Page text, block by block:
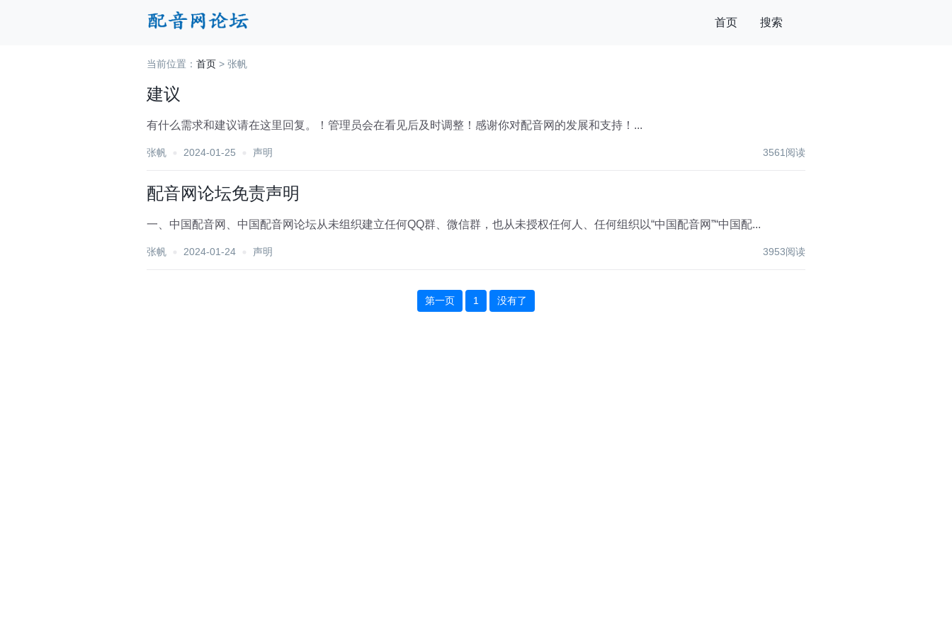
首页 搜索
当前位置： 首页 > 张帆
建议
有什么需求和建议请在这里回复。！管理员会在看见后及时调整！感谢你对配音网的发展和支持！...
张帆 2024-01-25 声明 3561阅读
配音网论坛免责声明
一、中国配音网、中国配音网论坛从未组织建立任何QQ群、微信群，也从未授权任何人、任何组织以“中国配音网”“中国配...
张帆 2024-01-24 声明 3953阅读
第一页 1 没有了